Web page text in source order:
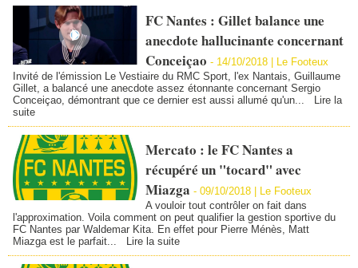
FC Nantes : Gillet balance une
anecdote hallucinante concernant
Conceiçao - 14/10/2018 | Le Footeux
Invité de l'émission Le Vestiaire du RMC Sport, l'ex Nantais, Guillaume
Gillet, a balancé une anecdote assez étonnante concernant Sergio
Conceiçao, démontrant que ce dernier est aussi allumé qu'un...
Lire la
suite
Mercato : le FC Nantes a
récupéré un "tocard" avec
Miazga - 09/10/2018 | Le Footeux
A vouloir tout contrôler on fait dans
l'approximation. Voila comment on peut qualifier la gestion sportive du
FC Nantes par Waldemar Kita. En effet pour Pierre Ménès, Matt
Miazga est le parfait...
Lire la suite